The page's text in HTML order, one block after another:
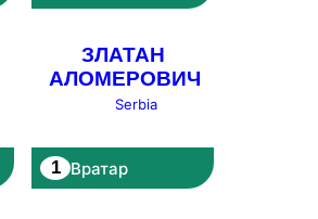
ЗЛАТАН
АЛОМЕРОВИЧ
Serbia
1 Вратар